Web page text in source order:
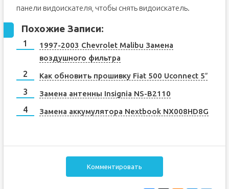
панели видоискателя, чтобы снять видоискатель.
Похожие Записи:
1997-2003 Chevrolet Malibu Замена
воздушного фильтра
Как обновить прошивку Fiat 500 Uconnect 5″
Замена антенны Insignia NS-B2110
Замена аккумулятора Nextbook NX008HD8G
Комментировать